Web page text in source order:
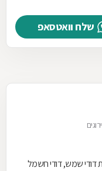
שלח וואטסאפ
דודי שמש, דודי חשמל